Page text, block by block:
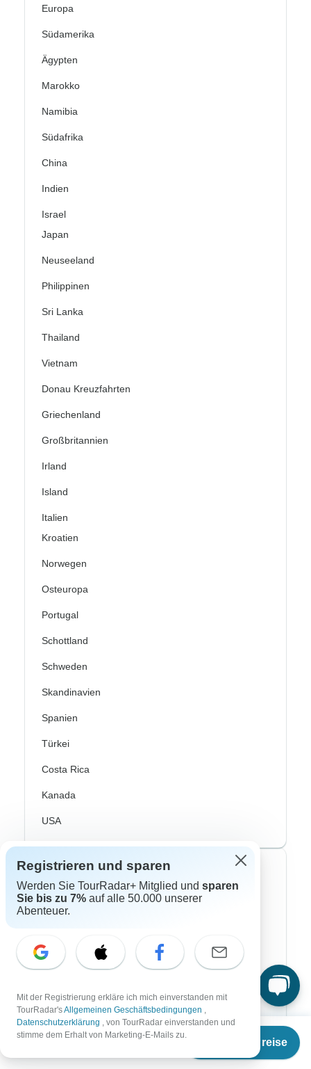
Termine & Preise
Europa
Südamerika
Ägypten
Marokko
Namibia
Südafrika
China
Indien
Israel
Japan
Neuseeland
Philippinen
Sri Lanka
Thailand
Vietnam
Donau Kreuzfahrten
Griechenland
Großbritannien
Irland
Island
Italien
Kroatien
Norwegen
Osteuropa
Portugal
Schottland
Schweden
Skandinavien
Spanien
Türkei
Costa Rica
Kanada
USA
Top Reiseveranstalter
ASI Reisen
Chamäleon
DIAMIR Erlebnisreisen
Journaway
Lüftner Cruises
Registrieren und sparen
Werden Sie TourRadar+ Mitglied und sparen
Sie bis zu 7% auf alle 50.000 unserer
Abenteuer.
Mit der Registrierung erkläre ich mich einverstanden mit
TourRadar'sAllgemeinen Geschäftsbedingungen ,
Datenschutzerklärung , von TourRadar einverstanden und
stimme dem Erhalt von Marketing-E-Mails zu.